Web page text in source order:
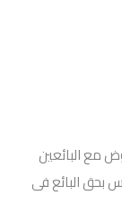
مع البائعين
بحق البائع فى